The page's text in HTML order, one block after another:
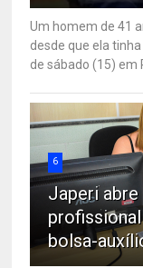
Um homem de 41
desde que ela
de sábado (15) em
6
Japeri
bolsa-